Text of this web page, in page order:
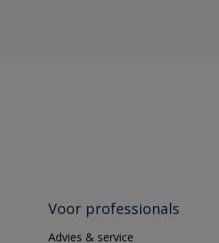
Voor professionals
Advies & service